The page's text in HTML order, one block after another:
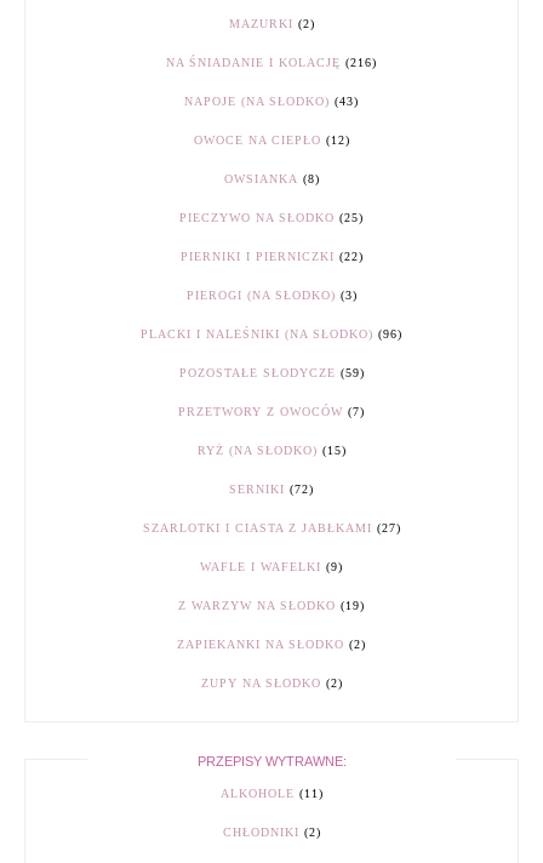
MAZURKI (2)
NA ŚNIADANIE I KOLACJĘ (216)
NAPOJE (NA SŁODKO) (43)
OWOCE NA CIEPŁO (12)
OWSIANKA (8)
PIECZYWO NA SŁODKO (25)
PIERNIKI I PIERNICZKI (22)
PIEROGI (NA SŁODKO) (3)
PLACKI I NALEŚNIKI (NA SŁODKO) (96)
POZOSTAŁE SŁODYCZE (59)
PRZETWORY Z OWOCÓW (7)
RYŻ (NA SŁODKO) (15)
SERNIKI (72)
SZARLOTKI I CIASTA Z JABŁKAMI (27)
WAFLE I WAFELKI (9)
Z WARZYW NA SŁODKO (19)
ZAPIEKANKI NA SŁODKO (2)
ZUPY NA SŁODKO (2)
PRZEPISY WYTRAWNE:
ALKOHOLE (11)
CHŁODNIKI (2)